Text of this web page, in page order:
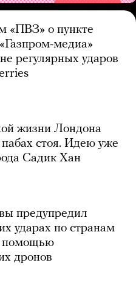
«ПВЗ» о пункте
медиа»
регулярных ударов
жизни Лондона
пабах стоя. Идею уже
Садик Хан
предупредил
ударах по странам
помощью
дронов